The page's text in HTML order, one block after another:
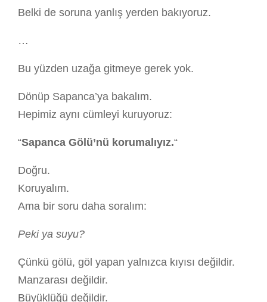
Belki de soruna yanlış yerden bakıyoruz.
…
Bu yüzden uzağa gitmeye gerek yok.
Dönüp Sapanca’ya bakalım.
Hepimiz aynı cümleyi kuruyoruz:
“Sapanca Gölü’nü korumalıyız.“
Doğru.
Koruyalım.
Ama bir soru daha soralım:
Peki ya suyu?
Çünkü gölü, göl yapan yalnızca kıyısı değildir.
Manzarası değildir.
Büyüklüğü değildir.